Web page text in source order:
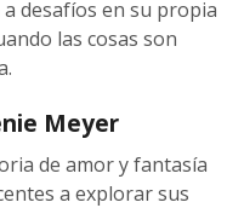
desafíos en su propia
las cosas son
Meyer
de amor y fantasía
a explorar sus